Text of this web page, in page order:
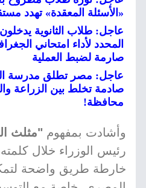
«الأسئلة المعقدة» تهدد
عاجل: طلاب الثانوية
المحدد لأداء امتحاني
صارمة لضبط العملية
عاجل: مصر تطلق مدرسة
محافظة!
وأشادت بمفهوم "مثلث
رئيس الوزراء خلال
خارطة طريق واضحة